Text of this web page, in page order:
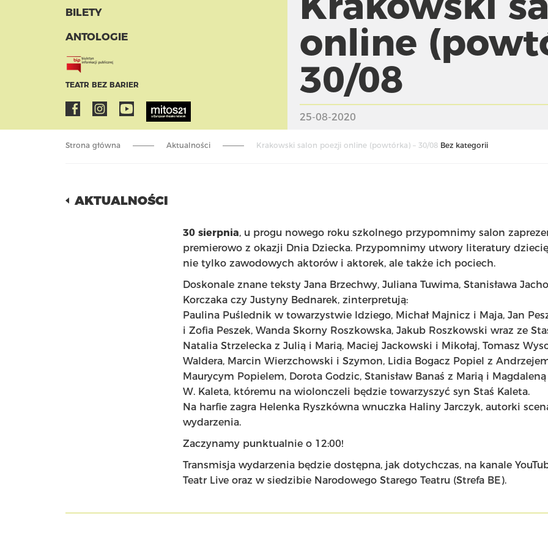
BILETY
ANTOLOGIE
TEATR BEZ BARIER
online
30/08
25-08-2020
Strona główna Bez kategorii
Aktualności Krakowski salon poezji online (powtórka) – 30/08
AKTUALNOŚCI
30 sierpnia, u progu nowego roku szkolnego przypomnimy salon
premierowo z okazji Dnia Dziecka. Przypomnimy utwory literatury
nie tylko zawodowych aktorów i aktorek, ale także ich pociech.
Doskonale znane teksty Jana Brzechwy, Juliana Tuwima, Stanisława
Korczaka czy Justyny Bednarek, zinterpretują:
Paulina Puślednik w towarzystwie Idziego, Michał Majnicz i Maja, Jan
i Zofia Peszek, Wanda Skorny Roszkowska, Jakub Roszkowski wraz ze
Natalia Strzelecka z Julią i Marią, Maciej Jackowski i Mikołaj, Tomasz
Waldera, Marcin Wierzchowski i Szymon, Lidia Bogacz Popiel z
Maurycym Popielem, Dorota Godzic, Stanisław Banaś z Marią i
W. Kaleta, któremu na wiolonczeli będzie towarzyszyć syn Staś Kaleta.
Na harfie zagra Helenka Ryszkówna wnuczka Haliny Jarczyk, autorki
wydarzenia.
Zaczynamy punktualnie o 12:00!
Transmisja wydarzenia będzie dostępna, jak dotychczas, na kanale
Teatr Live oraz w siedzibie Narodowego Starego Teatru (Strefa BE).